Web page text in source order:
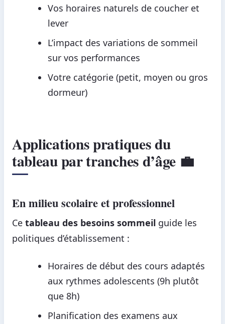
Vos horaires naturels de coucher et
lever
L’impact des variations de sommeil
sur vos performances
Votre catégorie (petit, moyen ou gros
dormeur)
Applications pratiques du
tableau par tranches d’âge 💼
En milieu scolaire et professionnel
Ce tableau des besoins sommeil guide les
politiques d’établissement :
Horaires de début des cours adaptés
aux rythmes adolescents (9h plutôt
que 8h)
Planification des examens aux